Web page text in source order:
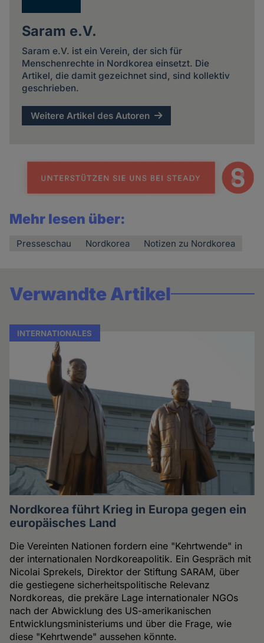
Saram e.V.
Saram e.V. ist ein Verein, der sich für
Menschenrechte in Nordkorea einsetzt. Die
Artikel, die damit gezeichnet sind, sind kollektiv
geschrieben.
Weitere Artikel des Autoren
Mehr lesen über:
Presseschau Nordkorea Notizen zu Nordkorea
Verwandte Artikel
INTERNATIONALES
Nordkorea führt Krieg in Europa gegen ein
europäisches Land
Die Vereinten Nationen fordern eine "Kehrtwende" in
der internationalen Nordkoreapolitik. Ein Gespräch mit
Nicolai Sprekels, Direktor der Stiftung SARAM, über
die gestiegene sicherheitspolitische Relevanz
Nordkoreas, die prekäre Lage internationaler NGOs
nach der Abwicklung des US-amerikanischen
Entwicklungsministeriums und über die Frage, wie
diese "Kehrtwende" aussehen könnte.